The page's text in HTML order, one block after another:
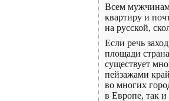
Всем мужчинам
квартиру и
на русской,
Если речь
площади
существует
пейзажами
во многих
в Европе, так